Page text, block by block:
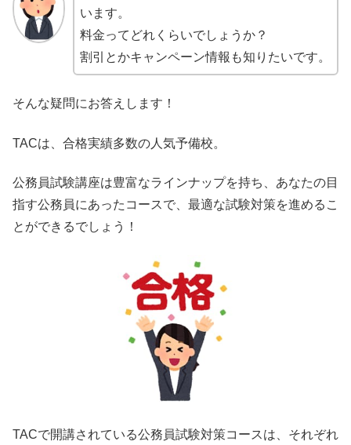
います。
料金ってどれくらいでしょうか？
割引とかキャンペーン情報も知りたいです。
そんな疑問にお答えします！
TACは、合格実績多数の人気予備校。
公務員試験講座は豊富なラインナップを持ち、あなたの目
指す公務員にあったコースで、最適な試験対策を進めるこ
とができるでしょう！
TACで開講されている公務員試験対策コースは、それぞれ